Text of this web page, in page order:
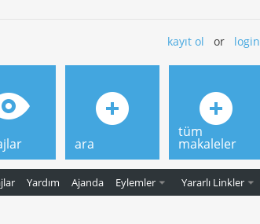
kayıt ol or login
Yardım Ajanda Eylemler Yararlı Linkler
ara
tüm
makaleler